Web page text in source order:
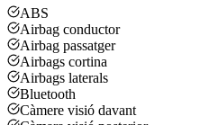
ABS
Airbag conductor
Airbag passatger
Airbags cortina
Airbags laterals
Bluetooth
Càmere visió davant